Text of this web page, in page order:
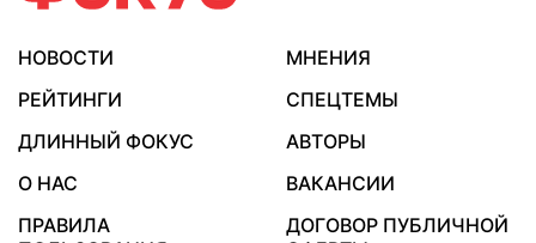
НОВОСТИ
МНЕНИЯ
РЕЙТИНГИ
СПЕЦТЕМЫ
ДЛИННЫЙ ФОКУС
АВТОРЫ
О НАС
ВАКАНСИИ
ПРАВИЛА
ДОГОВОР ПУБЛИЧНОЙ